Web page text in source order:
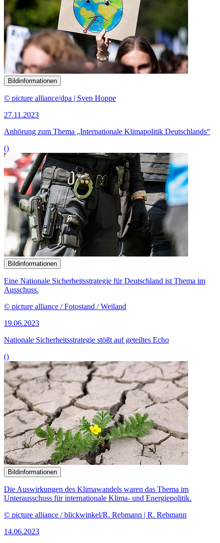
Bildinformationen
© picture alliance/dpa | Sven Hoppe
27.11.2023
Anhörung zum Thema „Internationale Klimapolitik Deutschlands“
()
Bildinformationen
Eine Nationale Sicherheitsstrategie für Deutschland ist Thema im
Ausschuss.
© picture alliance / Fotostand / Weiland
19.06.2023
Nationale Sicherheits­strategie stößt auf geteiltes Echo
()
Bildinformationen
Die Auswirkungen des Klimawandels waren das Thema im
Unterausschuss für internationale Klima- und Energiepolitik.
© picture alliance / blickwinkel/R. Rebmann | R. Rebmann
14.06.2023